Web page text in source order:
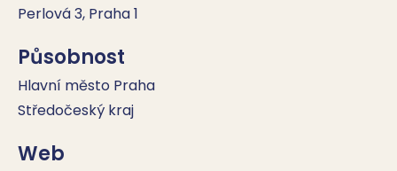
Perlová 3, Praha 1
Působnost
Hlavní město Praha
Středočeský kraj
Web